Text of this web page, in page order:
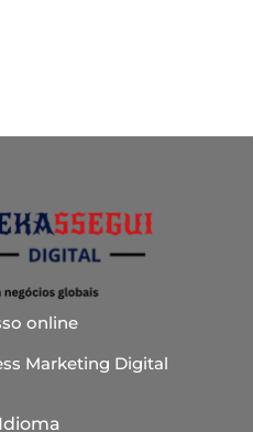
online
Marketing Digital